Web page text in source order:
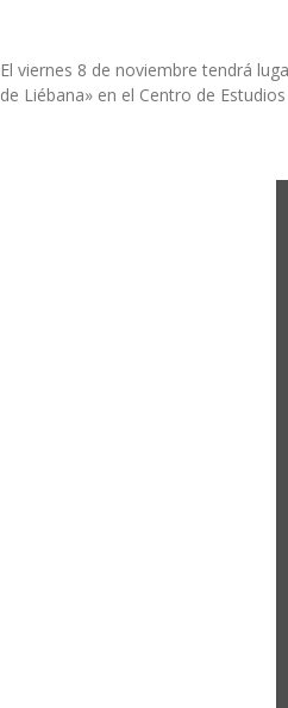
El viernes 8 de noviembre tendrá
de Liébana» en el Centro de